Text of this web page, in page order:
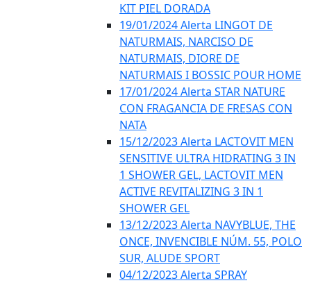
KIT PIEL DORADA
19/01/2024 Alerta LINGOT DE
NATURMAIS, NARCISO DE
NATURMAIS, DIORE DE
NATURMAIS I BOSSIC POUR HOME
17/01/2024 Alerta STAR NATURE
CON FRAGANCIA DE FRESAS CON
NATA
15/12/2023 Alerta LACTOVIT MEN
SENSITIVE ULTRA HIDRATING 3 IN
1 SHOWER GEL, LACTOVIT MEN
ACTIVE REVITALIZING 3 IN 1
SHOWER GEL
13/12/2023 Alerta NAVYBLUE, THE
ONCE, INVENCIBLE NÚM. 55, POLO
SUR, ALUDE SPORT
04/12/2023 Alerta SPRAY